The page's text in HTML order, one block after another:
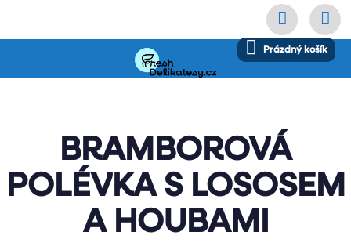
Přejít
NÁKUPNÍ
Prázdný košík
BRAMBOROVÁ
POLÉVKA S LOSOSEM
A HOUBAMI